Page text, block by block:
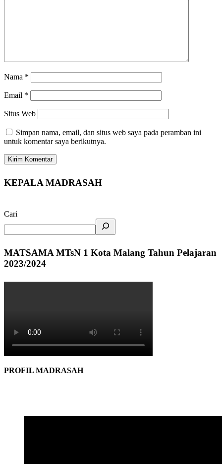
Nama *
Email *
Situs Web
Simpan nama, email, dan situs web saya pada peramban ini
untuk komentar saya berikutnya.
KEPALA MADRASAH
Cari
MATSAMA MTsN 1 Kota Malang Tahun Pelajaran
2023/2024
PROFIL MADRASAH